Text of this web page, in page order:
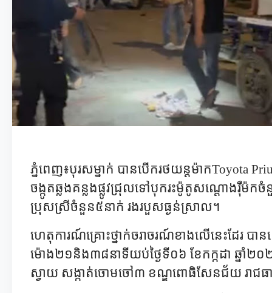
ភ្នំពេញ៖បុរសម្នាក់ បានបើករថយន្តម៉ាកToyota
ចង្កូតឆ្លងគន្លងផ្លូវជ្រុលទៅបុករះម៉ូតូសណ្តោងរ៉ឺម៉
ប្រុសស្រីចំនួន៥នាក់ រងរបួសធ្ងន់ស្រាល។
ហេតុការណ៍គ្រោះថ្នាក់ចរាចរណ៍ខាងលើនេះដែរ បា
ម៉ោង២១និង៣៨នាទីយប់ថ្ងៃទី០៦ ខែកក្កដា ឆ្នាំ២០
ស្វាយ សង្កាត់ចោមចៅ៣ ខណ្ឌពោធិសែនជ័យ រាជធ